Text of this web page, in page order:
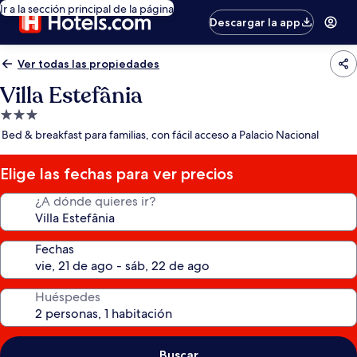
Ir a la sección principal de la página
Descargar la app
Ver todas las propiedades
Villa Estefânia
Propiedad
de
estrellas
Bed & breakfast para familias, con fácil acceso a Palacio Nacional
Elige las fechas para ver precios
¿A dónde quieres ir?
Fechas
Huéspedes